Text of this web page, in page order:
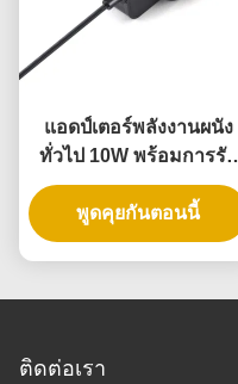
แอดป์เตอร์พลังงานผนัง
ทั่วไป 10W พร้อมการรับ
ประกัน 3 ปีและความดัน
ออกหลายครั้ง
พูดคุยกันตอนนี้
ติดต่อเรา